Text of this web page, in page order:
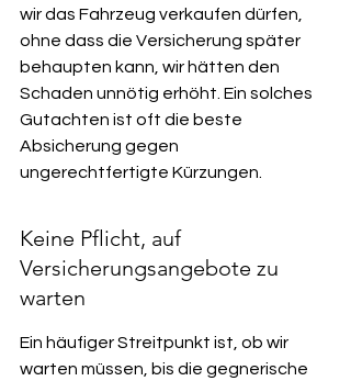
wir das Fahrzeug verkaufen dürfen,
ohne dass die Versicherung später
behaupten kann, wir hätten den
Schaden unnötig erhöht. Ein solches
Gutachten ist oft die beste
Absicherung gegen
ungerechtfertigte Kürzungen.
Keine Pflicht, auf
Versicherungsangebote zu
warten
Ein häufiger Streitpunkt ist, ob wir
warten müssen, bis die gegnerische